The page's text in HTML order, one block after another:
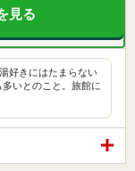
見る
好きにはたまらない
いとのこと。旅館に